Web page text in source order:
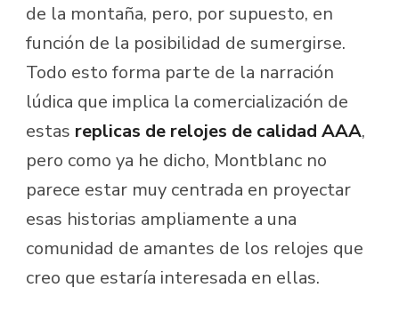
de la montaña, pero, por supuesto, en
función de la posibilidad de sumergirse.
Todo esto forma parte de la narración
lúdica que implica la comercialización de
estas replicas de relojes de calidad AAA,
pero como ya he dicho, Montblanc no
parece estar muy centrada en proyectar
esas historias ampliamente a una
comunidad de amantes de los relojes que
creo que estaría interesada en ellas.